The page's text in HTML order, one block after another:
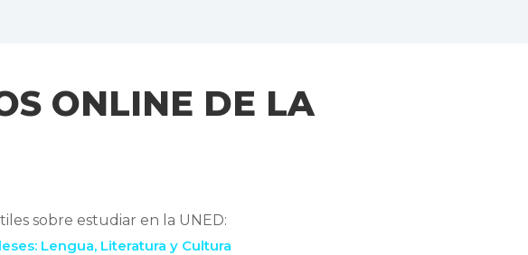
ONLINE DE LA
sobre estudiar en la UNED:
Lengua, Literatura y Cultura